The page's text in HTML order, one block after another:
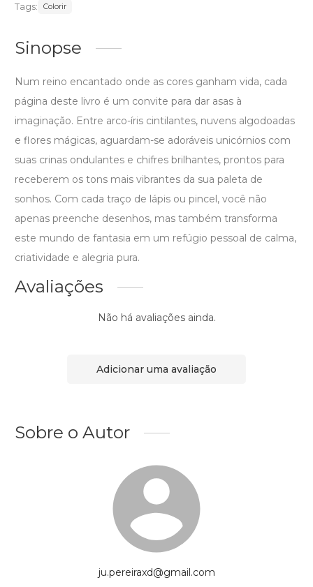
Tags: Colorir
Sinopse
Num reino encantado onde as cores ganham vida, cada
página deste livro é um convite para dar asas à
imaginação. Entre arco-íris cintilantes, nuvens algodoadas
e flores mágicas, aguardam-se adoráveis unicórnios com
suas crinas ondulantes e chifres brilhantes, prontos para
receberem os tons mais vibrantes da sua paleta de
sonhos. Com cada traço de lápis ou pincel, você não
apenas preenche desenhos, mas também transforma
este mundo de fantasia em um refúgio pessoal de calma,
criatividade e alegria pura.
Avaliações
Não há avaliações ainda.
Adicionar uma avaliação
Sobre o Autor
ju.pereiraxd@gmail.com